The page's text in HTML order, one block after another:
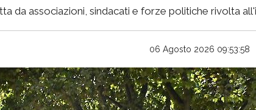
da associazioni, sindacati e forze politiche rivolta
06 Agosto 2026 09:53:58